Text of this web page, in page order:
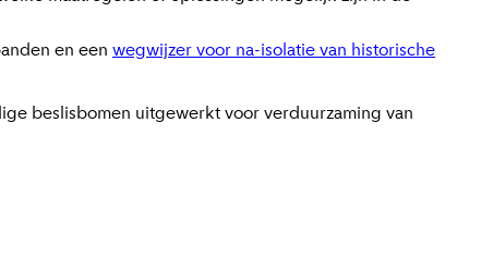
en een wegwijzer voor na-isolatie van historische
beslisbomen uitgewerkt voor verduurzaming van